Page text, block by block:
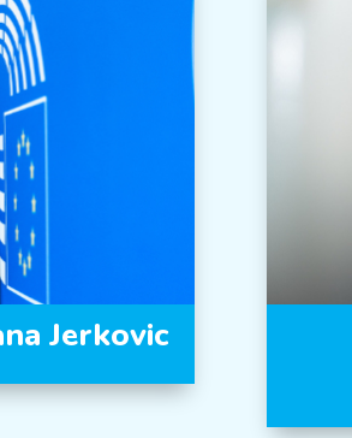
Jerkovic